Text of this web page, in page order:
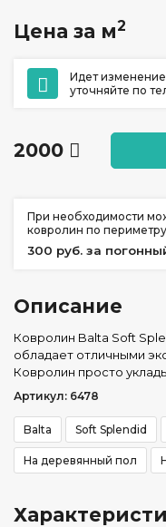
Цена за м2
Идет
уточняйте по
2000
При необходимости
ковролин по
300 руб. за
Описание
Ковролин Balta Soft
обладает отличными
Ковролин просто
Артикул: 6478
Balta Soft Splendid
На деревянный пол